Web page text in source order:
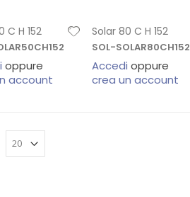
C H 152
oppure
account
Solar 80 C H 152
SOL-SOLAR80CH152
Accedi oppure
crea un account